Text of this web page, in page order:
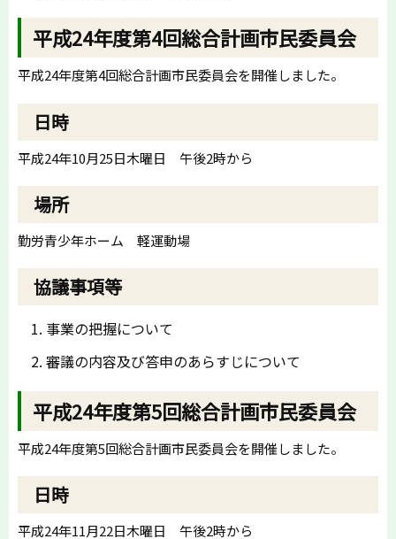
平成24年度第4回総合計画市民委員会
平成24年度第4回総合計画市民委員会を開催しました。
日時
平成24年10月25日木曜日 午後2時から
場所
勤労青少年ホーム 軽運動場
協議事項等
事業の把握について
審議の内容及び答申のあらすじについて
平成24年度第5回総合計画市民委員会
平成24年度第5回総合計画市民委員会を開催しました。
日時
平成24年11月22日木曜日 午後2時から